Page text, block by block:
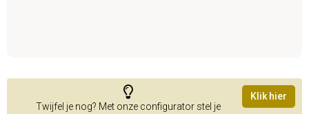
Twijfel je nog? Met onze configurator stel je
Klik hier